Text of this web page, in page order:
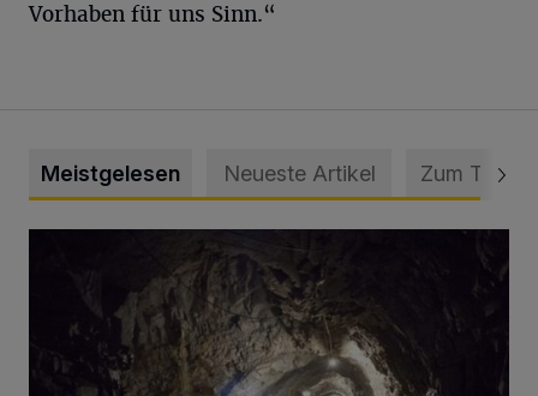
Vorhaben für uns Sinn.“
Meistgelesen Neueste Artikel Zum Thema